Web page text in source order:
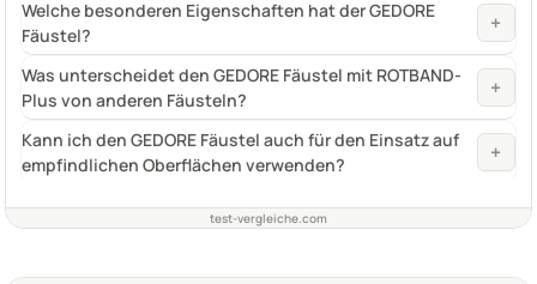
Welche besonderen Eigenschaften hat der GEDORE
Fäustel?
+
Was unterscheidet den GEDORE Fäustel mit ROTBAND-
Plus von anderen Fäusteln?
+
Kann ich den GEDORE Fäustel auch für den Einsatz auf
empfindlichen Oberflächen verwenden?
+
test-vergleiche.com